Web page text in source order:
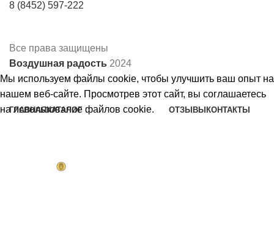
8 (8452) 597-222
Все права защищены
Воздушная радость 2024
ГЛАВНАЯКАТАЛОГ ОТЗЫВЫ КОНТАКТЫ
Мы используем файлы cookie, чтобы улучшить ваш опыт на
нашем веб-сайте. Просмотрев этот сайт, вы соглашаетесь
на использование файлов cookie.